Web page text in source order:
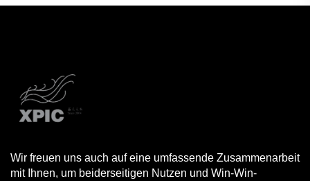
Wir freuen uns auch auf eine umfassende Zusammenarbeit
mit Ihnen, um beiderseitigen Nutzen und Win-Win-